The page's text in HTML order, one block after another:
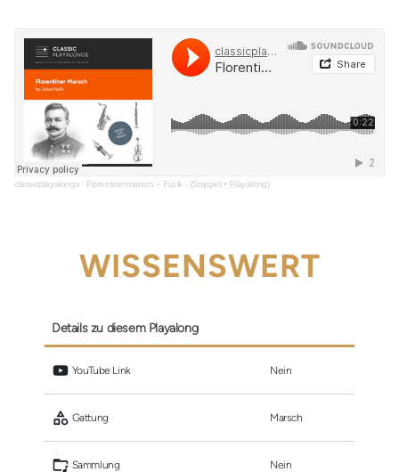
classicplayalongs· Florentinermarsch – Fucik - (Snippet • Playalong)
WISSENSWERT
Details zu diesem Playalong
YouTube Link Nein
Gattung Marsch
Sammlung Nein